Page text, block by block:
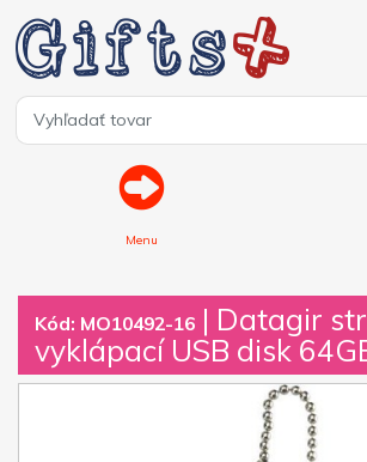
Menu
Kód: MO10492-16 | Datagir
vyklápací USB disk